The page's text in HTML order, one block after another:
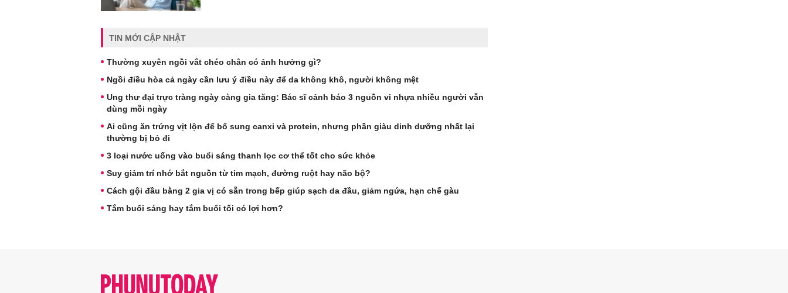
TIN MỚI CẬP NHẬT
Thường xuyên ngồi vắt chéo chân có ảnh hưởng gì?
Ngồi điều hòa cả ngày cần lưu ý điều này để da không khô, người không mệt
Ung thư đại trực tràng ngày càng gia tăng: Bác sĩ cảnh báo 3 nguồn vi nhựa nhiều người vẫn
dùng mỗi ngày
Ai cũng ăn trứng vịt lộn để bổ sung canxi và protein, nhưng phần giàu dinh dưỡng nhất lại
thường bị bỏ đi
3 loại nước uống vào buổi sáng thanh lọc cơ thể tốt cho sức khỏe
Suy giảm trí nhớ bắt nguồn từ tim mạch, đường ruột hay não bộ?
Cách gội đầu bằng 2 gia vị có sẵn trong bếp giúp sạch da đầu, giảm ngứa, hạn chế gàu
Tắm buổi sáng hay tắm buổi tối có lợi hơn?